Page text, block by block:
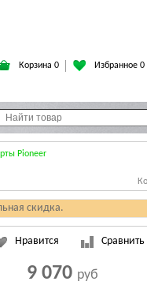
Корзина 0 Избранное 0
Pioneer
скидка.
Нравится Сравнить
9 070 руб